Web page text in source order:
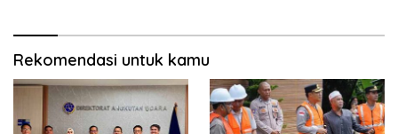
Rekomendasi untuk kamu